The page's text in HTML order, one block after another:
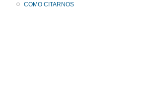
COMO CITARNOS